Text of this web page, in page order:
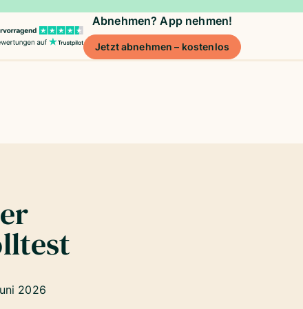
Abnehmen? App nehmen!
Jetzt abnehmen – kostenlos
2026